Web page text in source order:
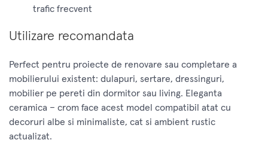
trafic frecvent
Utilizare recomandata
Perfect pentru proiecte de renovare sau completare a
mobilierului existent: dulapuri, sertare, dressinguri,
mobilier pe pereti din dormitor sau living. Eleganta
ceramica – crom face acest model compatibil atat cu
decoruri albe si minimaliste, cat si ambient rustic
actualizat.